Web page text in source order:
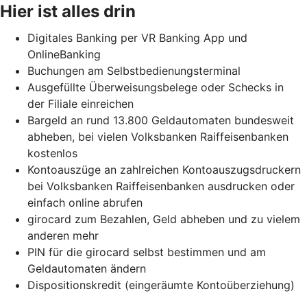
Hier ist alles drin
Digitales Banking per VR Banking App und
OnlineBanking
Buchungen am Selbstbedienungsterminal
Ausgefüllte Überweisungsbelege oder Schecks in
der Filiale einreichen
Bargeld an rund 13.800 Geldautomaten bundesweit
abheben, bei vielen Volksbanken Raiffeisenbanken
kostenlos
Kontoauszüge an zahlreichen Kontoauszugsdruckern
bei Volksbanken Raiffeisenbanken ausdrucken oder
einfach online abrufen
girocard zum Bezahlen, Geld abheben und zu vielem
anderen mehr
PIN für die girocard selbst bestimmen und am
Geldautomaten ändern
Dispositionskredit (eingeräumte Kontoüberziehung)